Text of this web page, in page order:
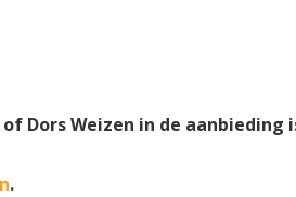
Dors Weizen in de aanbieding
.